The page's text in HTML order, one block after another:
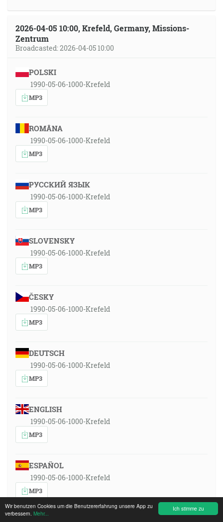
Ich stimme zu
Wir benutzen Cookies um die Benutzererfahrung unsere App zu
verbessern. Mehr...
2026-04-05 10:00, Krefeld, Germany, Missions-
Zentrum
Broadcasted: 2026-04-05 10:00
POLSKI
1990-05-06-1000-Krefeld
MP3
ROMÂNA
1990-05-06-1000-Krefeld
MP3
РУССКИЙ ЯЗЫК
1990-05-06-1000-Krefeld
MP3
SLOVENSKY
1990-05-06-1000-Krefeld
MP3
ČESKY
1990-05-06-1000-Krefeld
MP3
DEUTSCH
1990-05-06-1000-Krefeld
MP3
ENGLISH
1990-05-06-1000-Krefeld
MP3
ESPAÑOL
1990-05-06-1000-Krefeld
MP3